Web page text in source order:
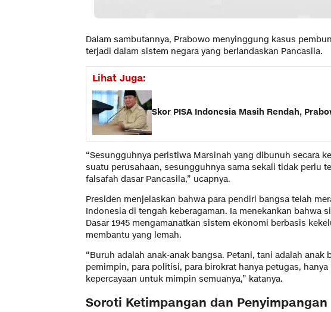
Dalam sambutannya, Prabowo menyinggung kasus
terjadi dalam sistem negara yang berlandaskan Pancasila.
Lihat Juga:
Skor PISA Indonesia Masih Rendah,
“Sesungguhnya peristiwa Marsinah yang dibunuh secara
suatu perusahaan, sesungguhnya sama sekali tidak perlu
falsafah dasar Pancasila,” ucapnya.
Presiden menjelaskan bahwa para pendiri bangsa telah
Indonesia di tengah keberagaman. Ia menekankan bahwa
Dasar 1945 mengamanatkan sistem ekonomi berbasis
membantu yang lemah.
“Buruh adalah anak-anak bangsa. Petani, tani adalah anak
pemimpin, para politisi, para birokrat hanya petugas,
kepercayaan untuk mimpin semuanya,” katanya.
Soroti Ketimpangan dan Penyimpangan